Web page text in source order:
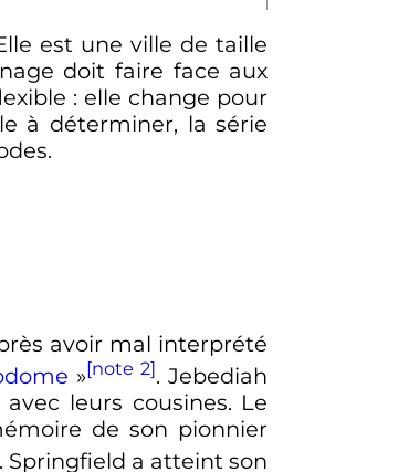
est une ville de taille
doit faire face aux
: elle change pour
à déterminer, la série
avoir mal interprété
»[note 2]. Jebediah
leurs cousines. Le
de son pionnier
. Springfield a atteint son